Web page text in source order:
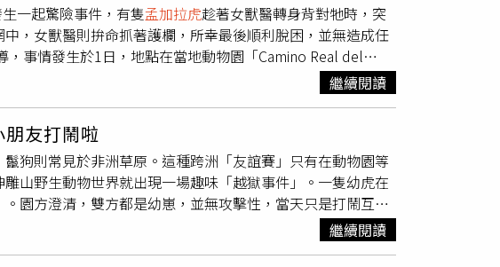
查詢。
與呼喊求救。目擊者補充，起初他以為這是管理員熟悉的獅
事件在國際上亦曾發生。今年4月，烏克蘭馬里烏波爾動物
部致死。當時同事也險些遭攻擊，目睹整個過程。目前，曼
一起驚險事件，有隻孟加拉虎趁著女獸醫轉身背對牠時，突
，女獸醫則拚命抓著護欄，所幸最後順利脫困，並無造成任
事情發生於1日，地點在當地動物園「Camino Real del
間。從畫面中可以看到，這隻老虎跳向女獸醫，從後面抓住
住她的脖子，所幸一位同事及時將老虎的爪子從獸醫的衣服
有關心我健康的人，我很好，我們家的拉伊塔也很好」，當
，所以才伸出爪子抓住她。莫拉說到，有一名遊客嘗試上前
訓練有素的工作人員及時介入，「不過幸運的是，一切順
心！我們的獸醫莫拉有點受到驚嚇，但她恢復得很好，並繼
及動物的安全永遠是第1位。」
繼續閱讀
友打鬧啦
狗則常見於非洲草原。這種跨洲「友誼賽」只有在動物園等
山野生動物世界就出現一場趣味「越獄事件」。一隻幼虎在
園方澄清，雙方都是幼崽，並無攻擊性，當天只是打鬧互
阻止，小虎仍直奔鬣狗欄舍。影片畫面顯示，一隻約半年大
隻同齡幼虎似乎察覺牠「意圖不軌」，多次伸爪去拉牠的尾
繼續閱讀